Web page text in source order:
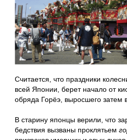
Считается, что праздники
всей Японии, берет начало от
обряда Горёэ, выросшего затем
В старину японцы верили, что
бедствия вызваны проклятьем